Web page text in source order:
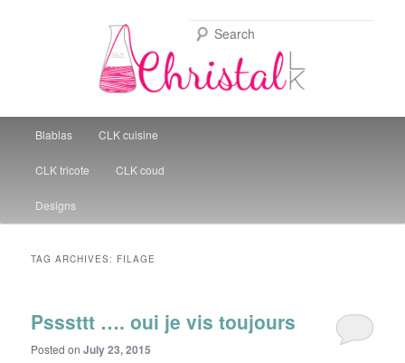
Christal Little Kitchen
Skip to primary content
Skip to secondary content
Blablas CLK cuisine
CLK tricote CLK coud
Designs
TAG ARCHIVES: FILAGE
Psssttt …. oui je vis toujours
Posted onJuly 23, 2015